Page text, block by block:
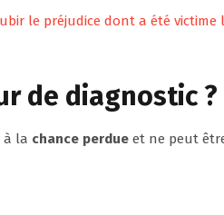
le préjudice dont a été
de diagnostic ?
à la chance perdue et ne peut